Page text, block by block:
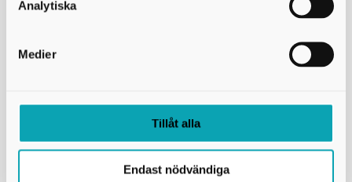
Analytiska
Medier
Tillåt alla
Endast nödvändiga